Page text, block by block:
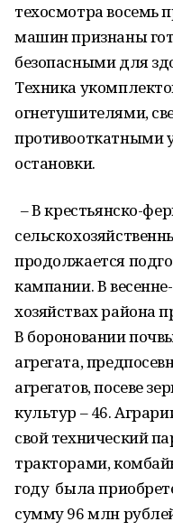
техосмотра восемь
машин признаны
безопасными для
Техника
огнетушителями,
противооткатными
остановки.
– В крестьянско-
продолжается
кампании. В
хозяйствах района
В бороновании
агрегата,
агрегатов, посеве
культур – 46.
свой технический
тракторами,
году была
сумму 96 млн